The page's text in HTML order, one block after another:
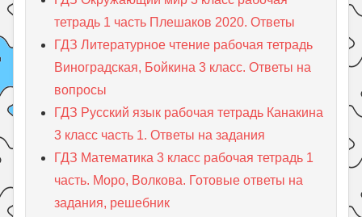
тетрадь 1 часть Плешаков 2020. Ответы
ГДЗ Литературное чтение рабочая тетрадь
Виноградская, Бойкина 3 класс. Ответы на
вопросы
ГДЗ Русский язык рабочая тетрадь Канакина
3 класс часть 1. Ответы на задания
ГДЗ Математика 3 класс рабочая тетрадь 1
часть. Моро, Волкова. Готовые ответы на
задания, решебник